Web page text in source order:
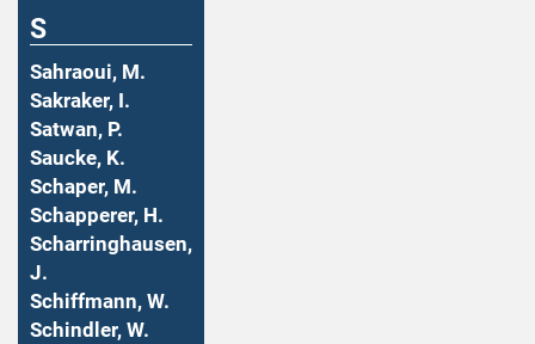
S
Sahraoui, M.
Sakraker, I.
Satwan, P.
Saucke, K.
Schaper, M.
Schapperer, H.
Scharringhausen,
J.
Schiffmann, W.
Schindler, W.